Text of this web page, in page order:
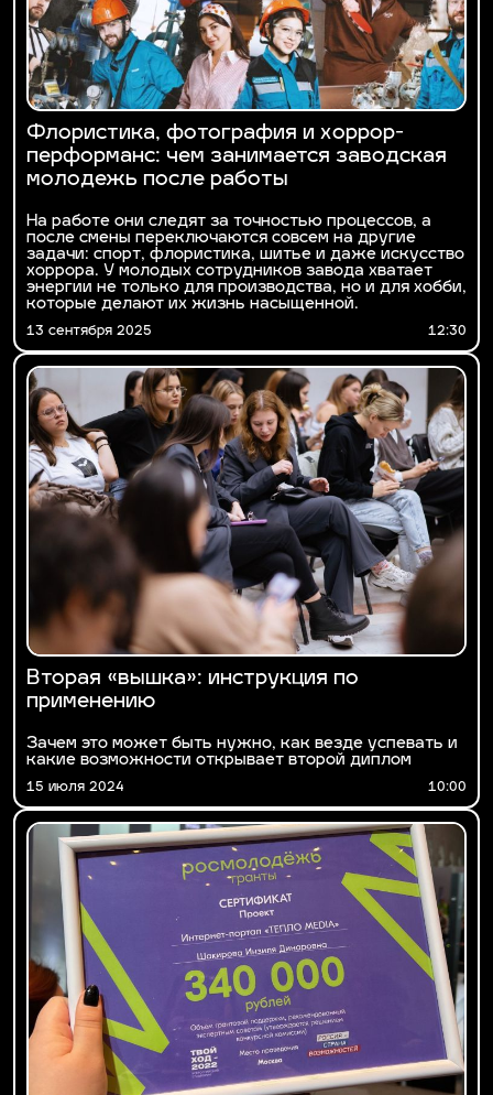
Флористика, фотография и хоррор-
перформанс: чем занимается заводская
молодежь после работы
На работе они следят за точностью процессов, а
после смены переключаются совсем на другие
задачи: спорт, флористика, шитье и даже искусство
хоррора. У молодых сотрудников завода хватает
энергии не только для производства, но и для хобби,
которые делают их жизнь насыщенной.
13 сентября 2025 12:30
Вторая «вышка»: инструкция по
применению
Зачем это может быть нужно, как везде успевать и
какие возможности открывает второй диплом
15 июля 2024 10:00